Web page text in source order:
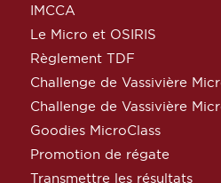
IMCCA
Le Micro et OSIRIS
Règlement TDF
Challenge de Vassivière
Challenge de Vassivière
Goodies MicroClass
Promotion de régate
Transmettre les résultats